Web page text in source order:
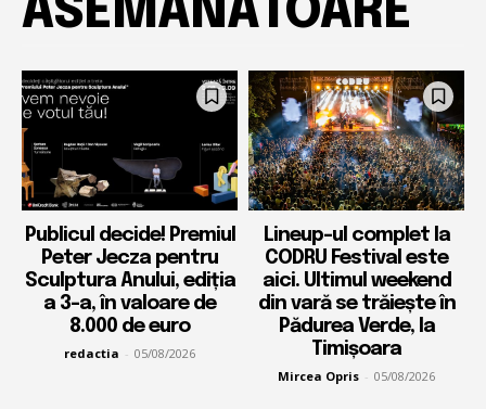
ASEMĂNĂTOARE
Publicul decide! Premiul
Peter Jecza pentru
Sculptura Anului, ediția
a 3-a, în valoare de
8.000 de euro
redactia - 05/08/2026
Lineup-ul complet la
CODRU Festival este
aici. Ultimul weekend
din vară se trăiește în
Pădurea Verde, la
Timișoara
Mircea Opris - 05/08/2026